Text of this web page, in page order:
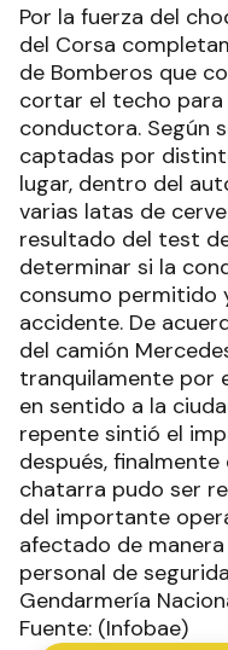
Por la fuerza del
del Corsa
de Bomberos que
cortar el techo
conductora. Según
captadas por
lugar, dentro del
varias latas de
resultado del test
determinar si la
consumo permitido
accidente. De
del camión
tranquilamente por
en sentido a la
repente sintió el
después,
chatarra pudo ser
del importante
afectado de
personal de
Gendarmería
Fuente: (Infobae)